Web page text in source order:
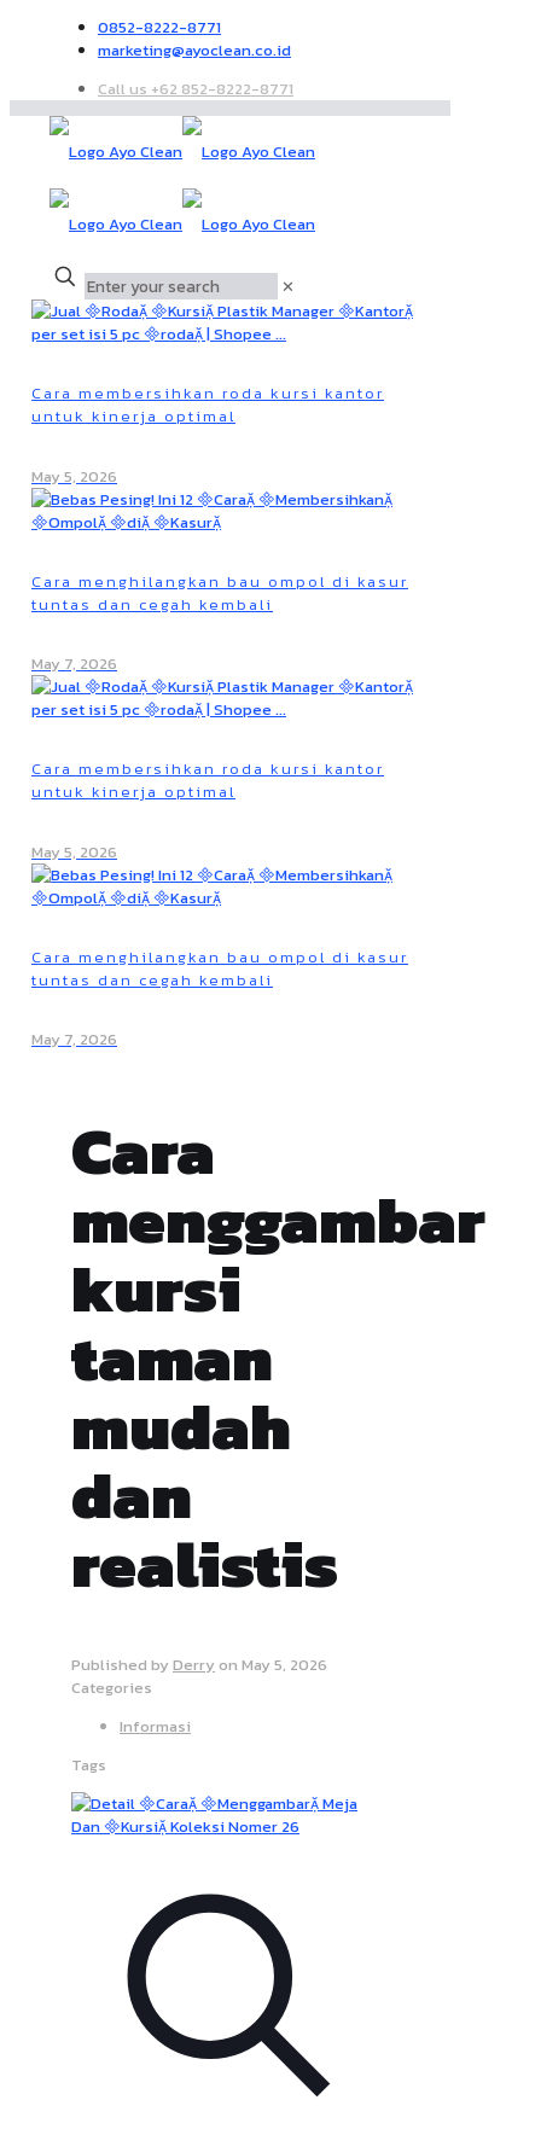
0852-8222-8771
marketing@ayoclean.co.id
Call us +62 852-8222-8771
✕
Cara membersihkan roda kursi kantor
untuk kinerja optimal
May 5, 2026
Cara menghilangkan bau ompol di kasur
tuntas dan cegah kembali
May 7, 2026
Cara membersihkan roda kursi kantor
untuk kinerja optimal
May 5, 2026
Cara menghilangkan bau ompol di kasur
tuntas dan cegah kembali
May 7, 2026
Cara
menggambar
kursi
taman
mudah
dan
realistis
Published by Derry on May 5, 2026
Categories
Informasi
Tags